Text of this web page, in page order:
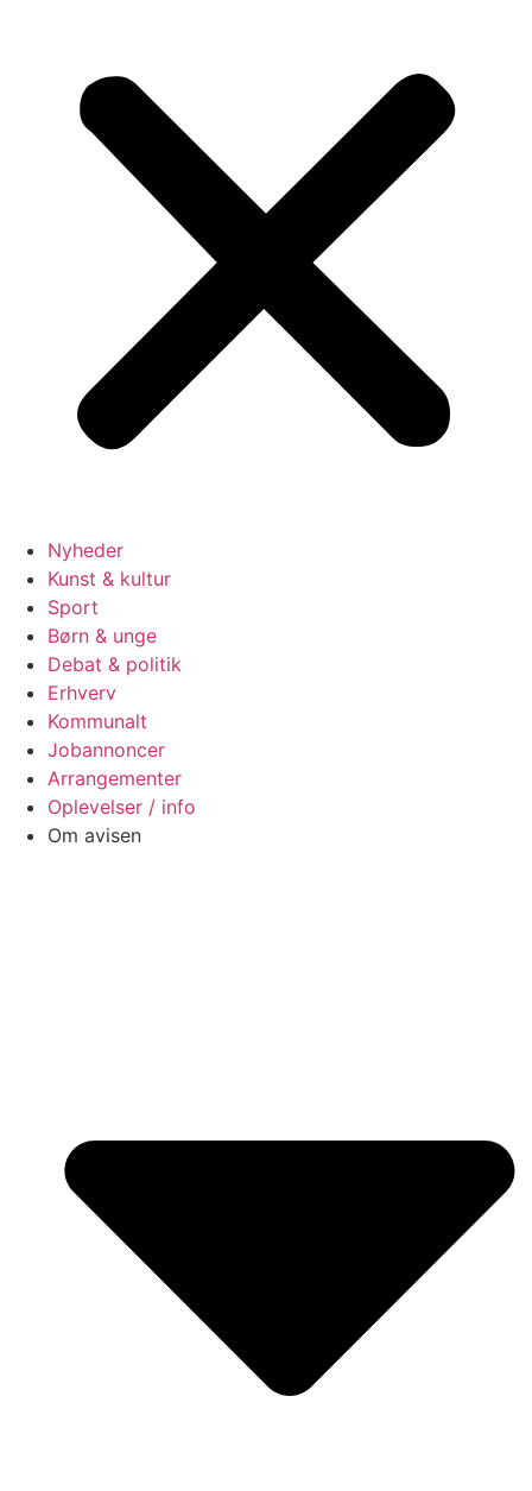
Nyheder
Kunst & kultur
Sport
Børn & unge
Debat & politik
Erhverv
Kommunalt
Jobannoncer
Arrangementer
Oplevelser / info
Om avisen